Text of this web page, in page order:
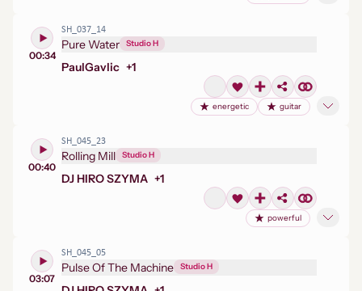
00:34
SH_037_14
Pure Water Studio H
PaulGavlic +1
energetic guitar
00:40
SH_045_23
Rolling Mill Studio H
DJ HIRO SZYMA +1
powerful
03:07
SH_045_05
Pulse Of The Machine Studio H